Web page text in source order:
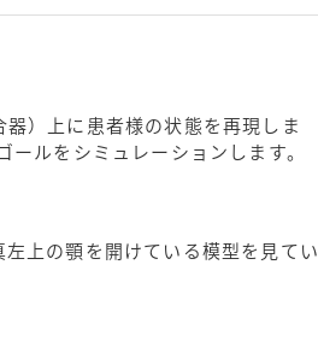
）上に患者様の状態を再現しま
ルをシミュレーションします。
上の顎を開けている模型を見てい